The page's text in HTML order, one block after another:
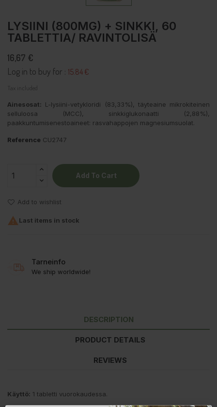
LYSIINI (800MG) + SINKKI, 60
TABLETTIA/ RAVINTOLISÄ
16,67 €
Log in to buy for : 15.84 €
Tax included
Ainesosat: L-lysiini-vetykloridi (83,33%), täyteaine mikrokiteinen
selluloosa (MCC), sinkkiglukonaatti (2,88%),
paakkuntumisenestoaineet: rasvahappojen magnesiumsuolat.
Reference CU2747
Add To Cart
Add to wishlist
 Last items in stock
Tarneinfo
We ship worldwide!
DESCRIPTION
PRODUCT DETAILS
REVIEWS
Käyttö: 1 tabletti vuorokaudessa.